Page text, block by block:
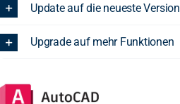
Update auf die neueste Version
Upgrade auf mehr Funktionen